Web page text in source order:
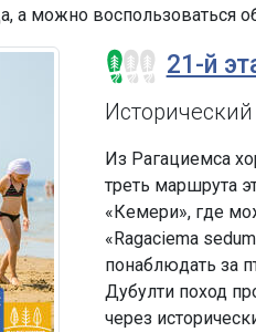
а можно воспользоваться
21-й
Из Рагациемса
треть маршрута
«Кемери», где
«Ragaciema
понаблюдать за
Дубулти поход
через